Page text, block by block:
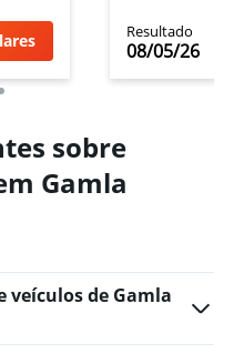
Resultado
08/05/26
sobre
Gamla
veículos de Gamla